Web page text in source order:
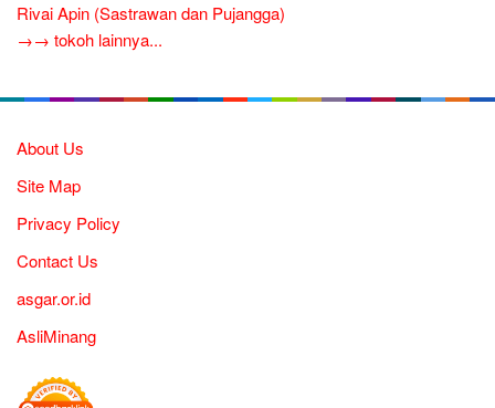
Rivai Apin (Sastrawan dan Pujangga)
→→ tokoh lainnya...
About Us
Site Map
Privacy Policy
Contact Us
asgar.or.id
AsliMinang